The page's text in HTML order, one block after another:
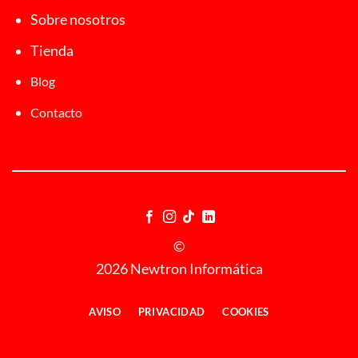
Sobre nosotros
Tienda
Blog
Contacto
©
2026 Newtron Informática
AVISO PRIVACIDAD COOKIES